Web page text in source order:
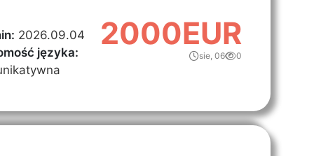
2026.09.04
języka:
2000EUR
sie, 06 0